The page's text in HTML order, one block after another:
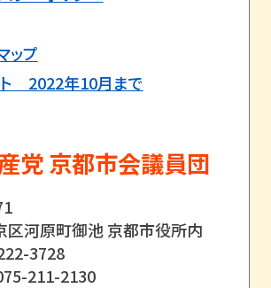
党 京都市会議員団
区河原町御池 京都市役所内
3728
211-2130
ップ
2022年10月まで